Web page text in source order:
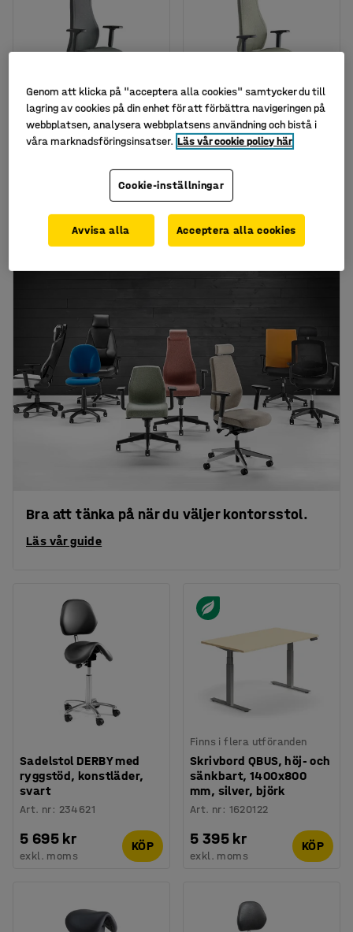
Kontorsstol LANCASTER,
exkl. moms
Kontorsstol LANCASTER,
hög rygg, ljusgrön
Art. nr:14522
6 895 kr
Bra att tänka på när du väljer kontorsstol.
Läs vår guide
Sadelstol DERBY med
ryggstöd, konstläder,
svart
Art. nr: 234621
5 695 kr
exkl. moms
KÖP
Finns i flera utföranden
Skrivbord QBUS, höj- och
sänkbart, 1400x800
mm, silver, björk
Art. nr: 1620122
5 395 kr
exkl. moms
KÖP
Genom att klicka på "acceptera alla cookies" samtycker du till
lagring av cookies på din enhet för att förbättra navigeringen på
webbplatsen, analysera webbplatsens användning och bistå i
våra marknadsföringsinsatser. Läs vår cookie policy här
Cookie-inställningar
Avvisa alla Acceptera alla cookies